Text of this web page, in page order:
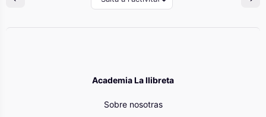
Academia La llibreta
Sobre nosotras